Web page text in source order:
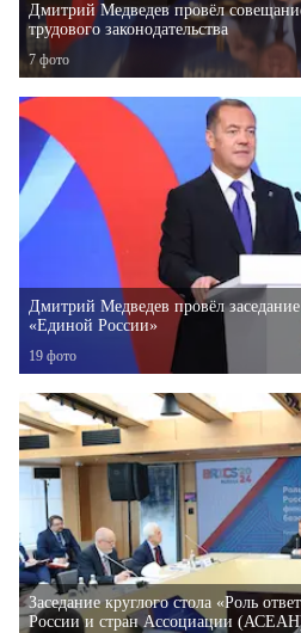
Дмитрий Медведев провёл
трудового законодательства
7фото
Дмитрий Медведев провёл заседание
«Единой России»
19 фото
Заседание круглого стола «Роль
России и стран Ассоциации